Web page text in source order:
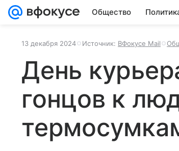
Общество
13 декабря 2024 Источник: ВФокусе Mail
День
гонцов к